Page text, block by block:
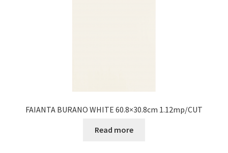
FAIANTA BURANO WHITE 60.8×30.8cm 1.12mp/CUT
Read more